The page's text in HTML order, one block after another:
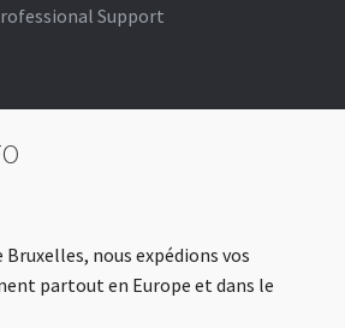
Support
Bruxelles, nous expédions vos
partout en Europe et dans le